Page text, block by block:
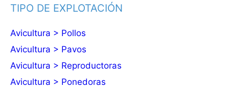
TIPO DE EXPLOTACIÓN
Avicultura > Pollos
Avicultura > Pavos
Avicultura > Reproductoras
Avicultura > Ponedoras